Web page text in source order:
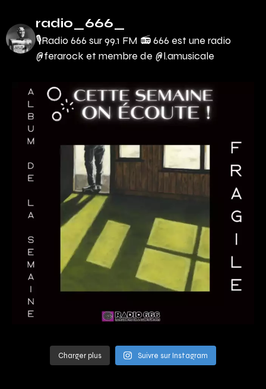
radio_666_
🎙Radio 666 sur 99.1 FM 📻666 est une radio
@ferarock et membre de @l.amusicale
Charger plus Suivre sur Instagram